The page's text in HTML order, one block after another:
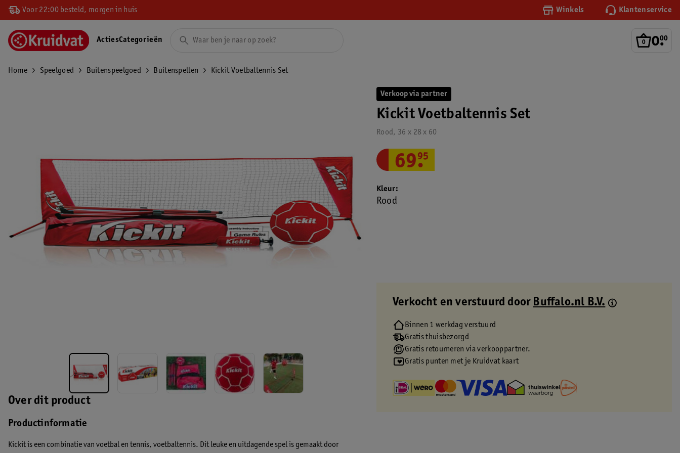
Voor 22:00 besteld, morgen in huis Winkels Klantenservice
0.
00
ActiesCategorieën
Home Speelgoed Buitenspeelgoed Buitenspellen Kickit Voetbaltennis Set
Over dit product
Productinformatie
Kickit is een combinatie van voetbal en tennis, voetbaltennis. Dit leuke en uitdagende spel is gemaakt door
Verkoop via partner
Kickit Voetbaltennis Set
Rood, 36 x 28 x 60
69.
95
Kleur
Rood
Verkocht en verstuurd door Buffalo.nl B.V.
Binnen 1 werkdag verstuurd
Gratis thuisbezorgd
Gratis retourneren via verkooppartner.
Gratis punten met je Kruidvat kaart